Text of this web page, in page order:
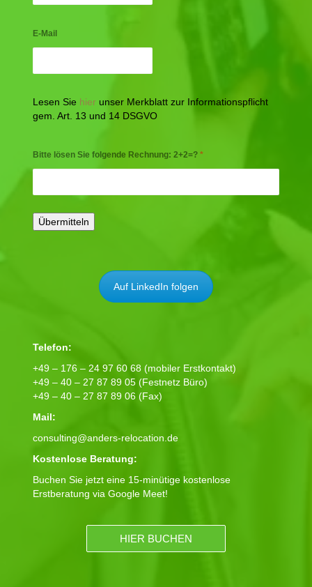
E-Mail
Lesen Sie hier unser Merkblatt zur Informationspflicht
gem. Art. 13 und 14 DSGVO
Bitte lösen Sie folgende Rechnung: 2+2=? *
Auf LinkedIn folgen
Telefon:
+49 – 176 – 24 97 60 68 (mobiler Erstkontakt)
+49 – 40 – 27 87 89 05 (Festnetz Büro)
+49 – 40 – 27 87 89 06 (Fax)
Mail:
consulting@anders-relocation.de
Kostenlose Beratung:
Buchen Sie jetzt eine 15-minütige kostenlose
Erstberatung via Google Meet!
HIER BUCHEN